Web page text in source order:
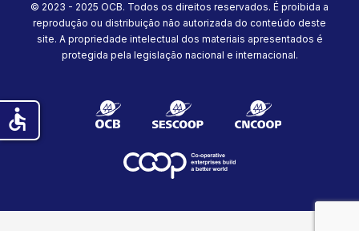
© 2023 - 2025 OCB. Todos os direitos reservados. É proibida a
reprodução ou distribuição não autorizada do conteúdo deste
site. A propriedade intelectual dos materiais apresentados é
protegida pela legislação nacional e internacional.
accessible